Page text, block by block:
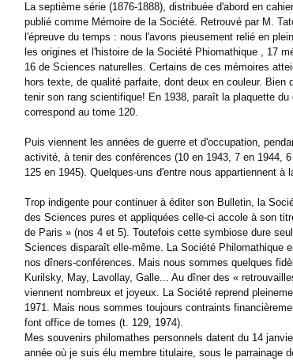
La septième série (1876-1888), distribuée d'abord en
publié comme Mémoire de la Société. Retrouvé par M.
l'épreuve du temps : nous l'avons pieusement relié en
les origines et l'histoire de la Société Phiomathique , 17
16 de Sciences naturelles. Certains de ces mémoires
hors texte, de qualité parfaite, dont deux en couleur.
tenir son rang scientifique! En 1938, paraît la plaquette
correspond au tome 120.
Puis viennent les années de guerre et d'occupation,
activité, à tenir des conférences (10 en 1943, 7 en 1944,
125 en 1945). Quelques-uns d'entre nous appartiennent à
Trop indigente pour continuer à éditer son Bulletin, la
des Sciences pures et appliquées celle-ci accole à son
de Paris » (nos 4 et 5). Toutefois cette symbiose dure
Sciences disparaît elle-même. La Société Philomathique
nos dîners-conférences. Mais nous sommes quelques
Kurilsky, May, Lavollay, Galle... Au dîner des «
viennent nombreux et joyeux. La Société reprend
1971. Mais nous sommes toujours contraints
font office de tomes (t. 129, 1974).
Mes souvenirs philomathes personnels datent du 14
année où je suis élu membre titulaire, sous le parrainage